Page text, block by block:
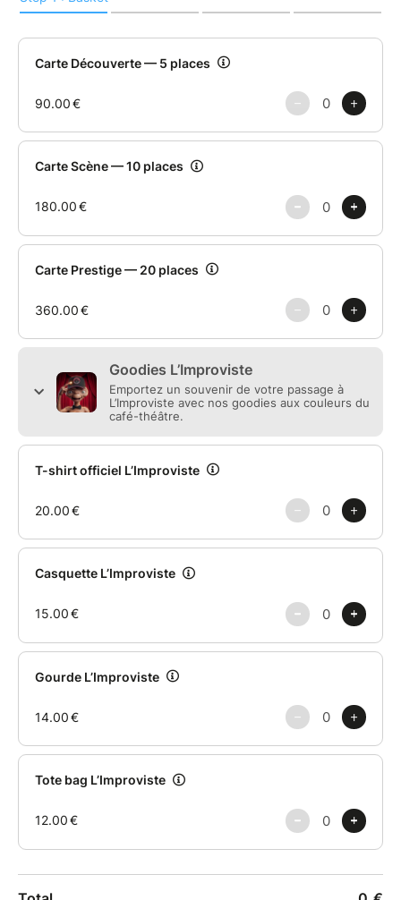
choisissez la formule qui vous correspond et
bénéficiez de plusieurs places à utiliser librement
selon la programmation et les disponibilités.
Une solution idéale pour venir régulièrement au
théâtre, partager des soirées avec vos proches et
Les cartes d’abonnement ne sont pas valables sur les
spectacles au tarif premium.
Pour toute information ou pour réserver votre soirée
avec votre carte d'abonnement, contactez-nous au
06 83 58 83 68 ou par mail :
limprovistebrive@gmail.com.